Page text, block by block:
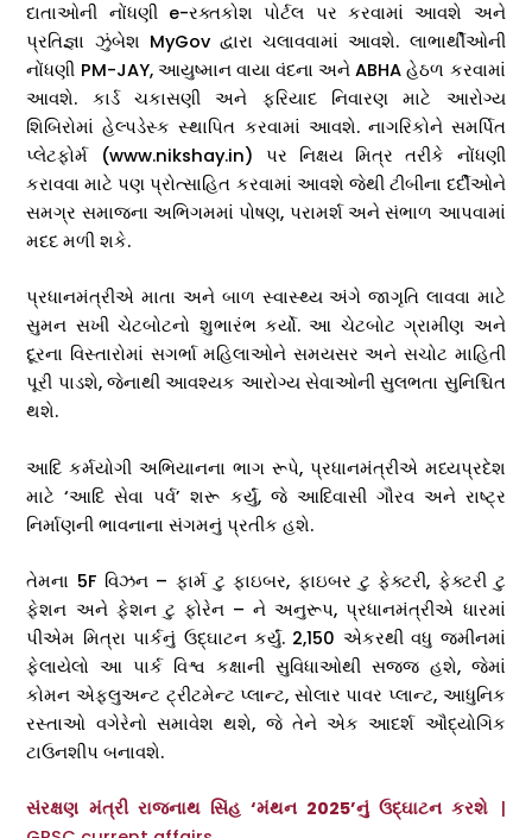
દાતાઓની નોંધણી e-રક્તકોશ પોર્ટલ પર કરવામાં આવશે અને
પ્રતિજ્ઞા ઝુંબેશ MyGov દ્વારા ચલાવવામાં આવશે. લાભાર્થીઓની
નોંધણી PM-JAY, આયુષ્માન વાયા વંદના અને ABHA હેઠળ કરવામાં
આવશે. કાર્ડ ચકાસણી અને ફરિયાદ નિવારણ માટે આરોગ્ય
શિબિરોમાં હેલ્પડેસ્ક સ્થાપિત કરવામાં આવશે. નાગરિકોને સમર્પિત
પ્લેટફોર્મ (www.nikshay.in) પર નિક્ષય મિત્ર તરીકે નોંધણી
કરાવવા માટે પણ પ્રોત્સાહિત કરવામાં આવશે જેથી ટીબીના દર્દીઓને
સમગ્ર સમાજના અભિગમમાં પોષણ, પરામર્શ અને સંભાળ આપવામાં
મદદ મળી શકે.
પ્રધાનમંત્રીએ માતા અને બાળ સ્વાસ્થ્ય અંગે જાગૃતિ લાવવા માટે
સુમન સખી ચેટબોટનો શુભારંભ કર્યો. આ ચેટબોટ ગ્રામીણ અને
દૂરના વિસ્તારોમાં સગર્ભા મહિલાઓને સમયસર અને સચોટ માહિતી
પૂરી પાડશે, જેનાથી આવશ્યક આરોગ્ય સેવાઓની સુલભતા સુનિશ્ચિત
થશે.
આદિ કર્મયોગી અભિયાનના ભાગ રૂપે, પ્રધાનમંત્રીએ મધ્યપ્રદેશ
માટે ‘આદિ સેવા પર્વ’ શરૂ કર્યું, જે આદિવાસી ગૌરવ અને રાષ્ટ્ર
નિર્માણની ભાવનાના સંગમનું પ્રતીક હશે.
તેમના 5F વિઝન – ફાર્મ ટુ ફાઇબર, ફાઇબર ટુ ફેક્ટરી, ફેક્ટરી ટુ
ફેશન અને ફેશન ટુ ફોરેન – ને અનુરૂપ, પ્રધાનમંત્રીએ ધારમાં
પીએમ મિત્રા પાર્કનું ઉદ્ઘાટન કર્યું. 2,150 એકરથી વધુ જમીનમાં
ફેલાયેલો આ પાર્ક વિશ્વ કક્ષાની સુવિધાઓથી સજ્જ હશે, જેમાં
કોમન એફલુઅન્ટ ટ્રીટમેન્ટ પ્લાન્ટ, સોલાર પાવર પ્લાન્ટ, આધુનિક
રસ્તાઓ વગેરેનો સમાવેશ થશે, જે તેને એક આદર્શ ઔદ્યોગિક
ટાઉનશીપ બનાવશે.
સંરક્ષણ મંત્રી રાજનાથ સિંહ ‘મંથન 2025’નું ઉદ્ઘાટન કરશે |